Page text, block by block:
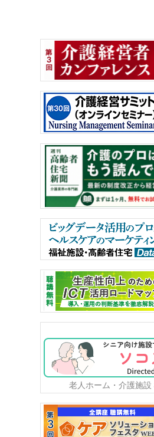
老人ホーム・介護施設